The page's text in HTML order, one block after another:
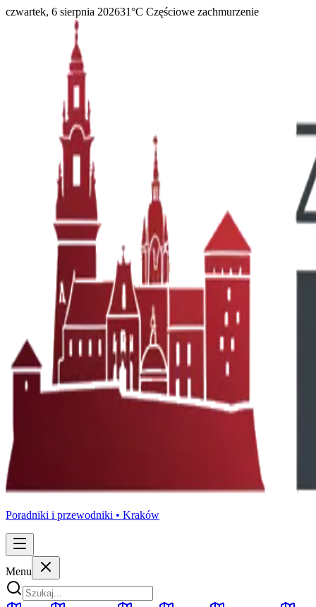
czwartek, 6 sierpnia 202631°C Częściowe zachmurzenie
Poradniki i przewodniki • Kraków
Menu